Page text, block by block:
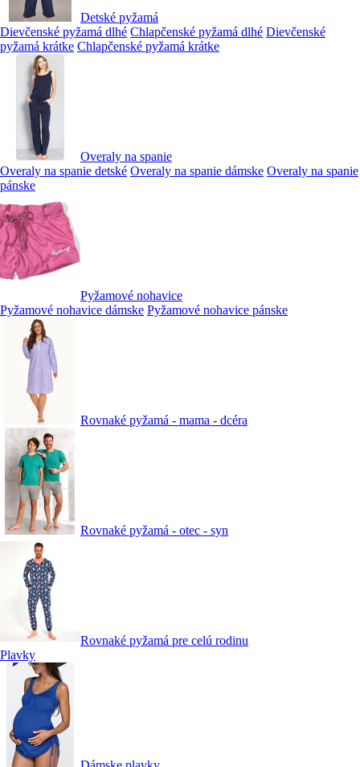
Detské pyžamá
Dievčenské pyžamá dlhé Chlapčenské pyžamá dlhé Dievčenské
pyžamá krátke Chlapčenské pyžamá krátke
Overaly na spanie
Overaly na spanie detské Overaly na spanie dámske Overaly na spanie
pánske
Pyžamové nohavice
Pyžamové nohavice dámske Pyžamové nohavice pánske
Rovnaké pyžamá - mama - dcéra
Rovnaké pyžamá - otec - syn
Rovnaké pyžamá pre celú rodinu
Plavky